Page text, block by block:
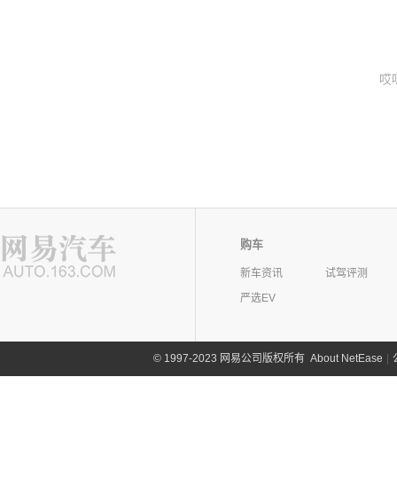
哎
购车
新车资讯
试驾评测
严选EV
©1997-2023 网易公司版权所有 About NetEase